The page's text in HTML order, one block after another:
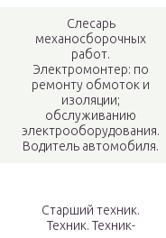
Слесарь
механосборочных
работ.
Электромонтер: по
ремонту обмоток и
изоляции;
обслуживанию
электрооборудования.
Водитель автомобиля.
Старший техник.
Техник. Техник-